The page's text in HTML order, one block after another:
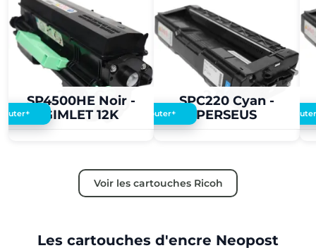
SP4500HE Noir -
GIMLET 12K
2,00 €
+
SPC220 Cyan -
PERSEUS
2,00 €
Ajouter+
Voir les cartouches Ricoh
Les cartouches d'encre Neopost